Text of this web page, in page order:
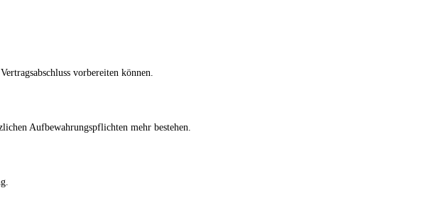
vorbereiten können.
Aufbewahrungspflichten mehr bestehen.